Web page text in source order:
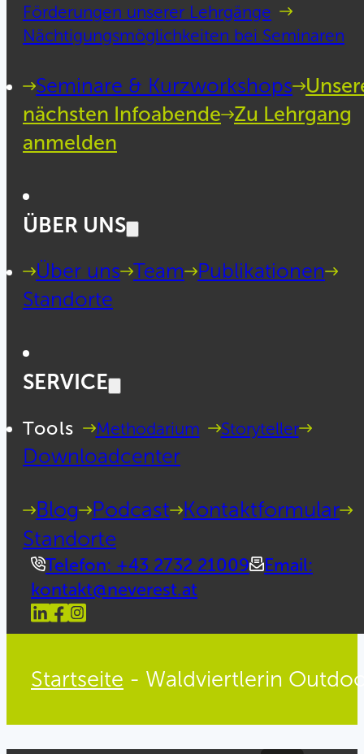
Förderungen unserer Lehrgänge
Nächtigungsmöglichkeiten bei Seminaren
Seminare & Kurzworkshops
nächsten Infoabende Zu Lehrgang
anmelden
ÜBER UNS
Über uns Team
Publikationen
Standorte
SERVICE
Tools Methodarium Storyteller
Downloadcenter
Blog Podcast Kontaktformular
Standorte
Telefon: +43 2732 21009
Email:
kontakt@neverest.at
Startseite - Waldviertlerin